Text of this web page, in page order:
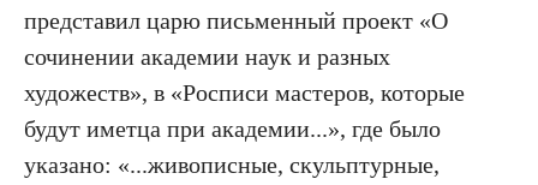
представил царю письменный проект «О
сочинении академии наук и разных
художеств», в «Росписи мастеров, которые
будут иметца при академии...», где было
указано: «...живописные, скульптурные,